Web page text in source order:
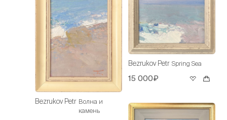
Bezrukov Petr Волна и
камень
Bezrukov Petr Spring Sea
15 000₽